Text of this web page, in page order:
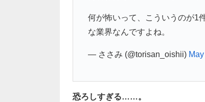
何が怖いって、こういうのが1
な業界なんですよね。
— ささみ (@torisan_oishii)
恐ろしすぎる……。